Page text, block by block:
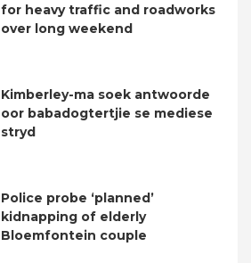
for heavy traffic and roadworks
over long weekend
Kimberley-ma soek antwoorde
oor babadogtertjie se mediese
stryd
Police probe ‘planned’
kidnapping of elderly
Bloemfontein couple